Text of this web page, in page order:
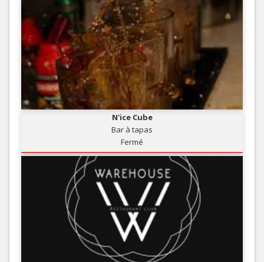
N'ice Cube
Bar à tapas
Fermé